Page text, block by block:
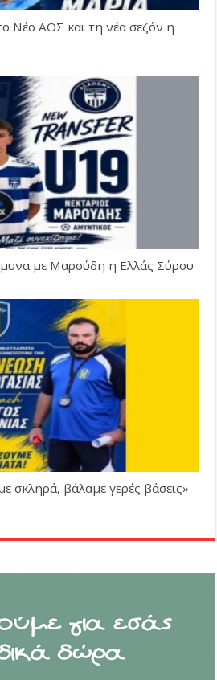
Νέο ΑΟΣ και τη νέα σεζόν η
με Μαρούδη η Ελλάς Σύρου
σκληρά, βάλαμε γερές βάσεις»